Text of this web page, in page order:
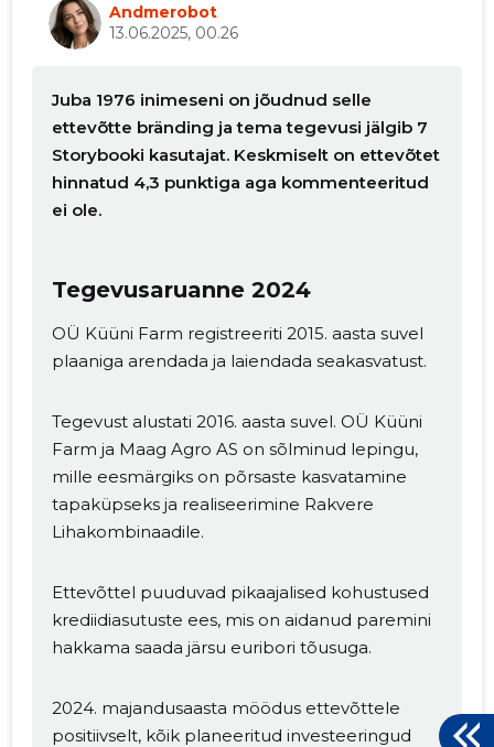
Andmerobot
13.06.2025, 00.26
Juba 1976 inimeseni on jõudnud selle
ettevõtte bränding ja tema tegevusi jälgib 7
Storybooki kasutajat. Keskmiselt on ettevõtet
hinnatud 4,3 punktiga aga kommenteeritud
ei ole.
Tegevusaruanne 2024
OÜ Küüni Farm registreeriti 2015. aasta suvel
plaaniga arendada ja laiendada seakasvatust.
Tegevust alustati 2016. aasta suvel. OÜ Küüni
Farm ja Maag Agro AS on sõlminud lepingu,
mille eesmärgiks on põrsaste kasvatamine
tapaküpseks ja realiseerimine Rakvere
Lihakombinaadile.
Ettevõttel puuduvad pikaajalised kohustused
krediidiasutuste ees, mis on aidanud paremini
hakkama saada järsu euribori tõusuga.
2024. majandusaasta möödus ettevõttele
positiivselt, kõik planeeritud investeeringud